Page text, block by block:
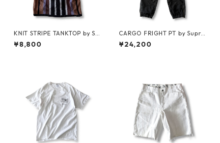
KNIT STRIPE TANKTOP by Su
preme
¥8,800
CARGO FRIGHT PT by Supre
me
¥24,200